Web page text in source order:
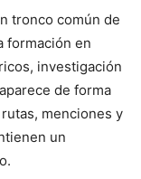
tronco común de
formación en
investigación
de forma
menciones y
un